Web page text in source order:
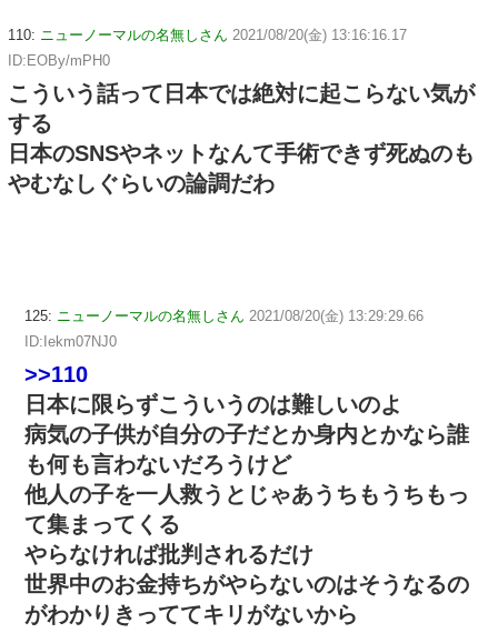
110: ニューノーマルの名無しさん 2021/08/20(金) 13:16:16.17
ID:EOBy/mPH0
こういう話って日本では絶対に起こらない気が
する
日本のSNSやネットなんて手術できず死ぬのも
やむなしぐらいの論調だわ
125: ニューノーマルの名無しさん 2021/08/20(金) 13:29:29.66
ID:Iekm07NJ0
>>110
日本に限らずこういうのは難しいのよ
病気の子供が自分の子だとか身内とかなら誰
も何も言わないだろうけど
他人の子を一人救うとじゃあうちもうちもっ
て集まってくる
やらなければ批判されるだけ
世界中のお金持ちがやらないのはそうなるの
がわかりきっててキリがないから